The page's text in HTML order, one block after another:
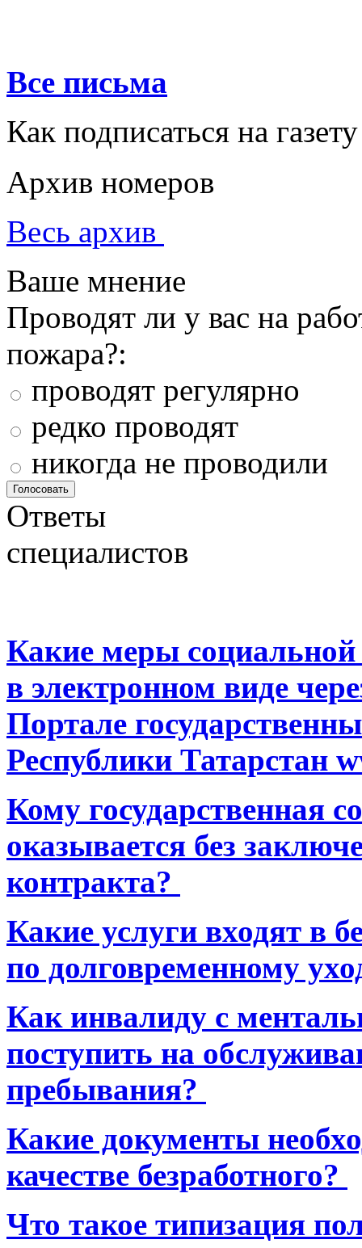
Все письма
Как подписаться на газету
Архив номеров
Весь архив
Ваше мнение
Проводят ли у вас на
пожара?:
проводят регулярно
редко проводят
никогда не проводили
Ответы
специалистов
Какие меры
в электронном виде
Портале
Республики Татарстан
Кому государственная
оказывается без
контракта?
Какие услуги входят в
по долговременному
Как инвалиду с
поступить на
пребывания?
Какие документы
качестве безработного?
Что такое типизация